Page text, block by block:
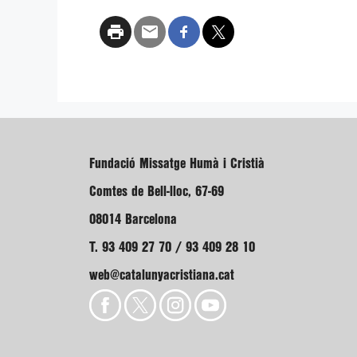
Fundació Missatge Humà i Cristià
Comtes de Bell-lloc, 67-69
08014 Barcelona
T. 93 409 27 70 / 93 409 28 10
web@catalunyacristiana.cat